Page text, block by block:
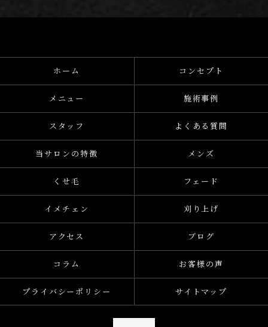
ホーム コンセプト
メニュー 施術事例
スタッフ よくある質問
当サロンの特徴 メンズ
くせ毛 フェード
イメチェン 刈り上げ
アクセス ブログ
コラム お客様の声
プライバシーポリシー サイトマップ